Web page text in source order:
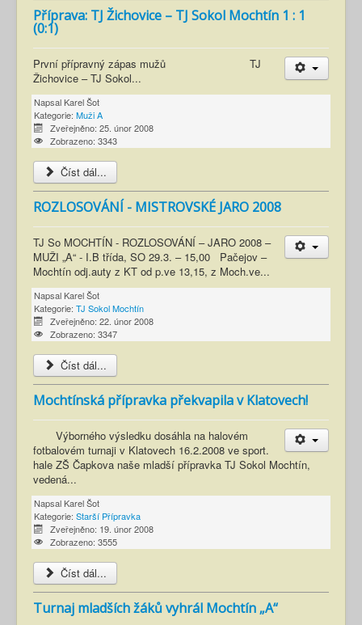
Příprava: TJ Žichovice – TJ Sokol Mochtín 1 : 1
(0:1)
První přípravný zápas mužů TJ
Žichovice – TJ Sokol...
Napsal Karel Šot
Kategorie: Muži A
Zveřejněno: 25. únor 2008
Zobrazeno: 3343
Číst dál...
ROZLOSOVÁNÍ - MISTROVSKÉ JARO 2008
TJ So MOCHTÍN - ROZLOSOVÁNÍ – JARO 2008 –
MUŽI „A“ - I.B třída, SO 29.3. – 15,00 Pačejov –
Mochtín odj.auty z KT od p.ve 13,15, z Moch.ve...
Napsal Karel Šot
Kategorie: TJ Sokol Mochtín
Zveřejněno: 22. únor 2008
Zobrazeno: 3347
Číst dál...
Mochtínská přípravka překvapila v Klatovech!
Výborného výsledku dosáhla na halovém
fotbalovém turnaji v Klatovech 16.2.2008 ve sport.
hale ZŠ Čapkova naše mladší přípravka TJ Sokol Mochtín,
vedená...
Napsal Karel Šot
Kategorie: Starší Přípravka
Zveřejněno: 19. únor 2008
Zobrazeno: 3555
Číst dál...
Turnaj mladších žáků vyhrál Mochtín „A“